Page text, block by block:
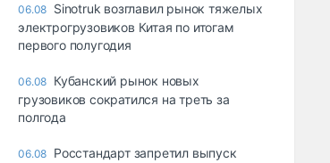
06.08 Sinotruk возглавил рынок тяжелых
электрогрузовиков Китая по итогам
первого полугодия
06.08 Кубанский рынок новых
грузовиков сократился на треть за
полгода
06.08 Росстандарт запретил выпуск